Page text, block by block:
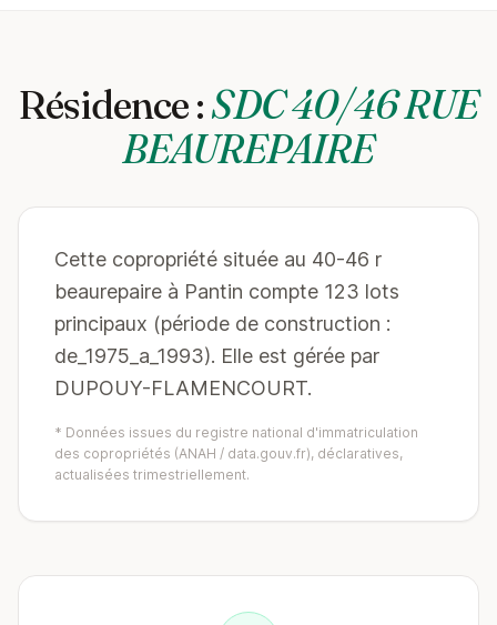
Résidence :SDC 40/46 RUE
BEAUREPAIRE
Cette copropriété située au 40-46 r
beaurepaire à Pantin compte 123 lots
principaux (période de construction :
de_1975_a_1993). Elle est gérée par
DUPOUY-FLAMENCOURT.
* Données issues du registre national d'immatriculation
des copropriétés (ANAH / data.gouv.fr), déclaratives,
actualisées trimestriellement.